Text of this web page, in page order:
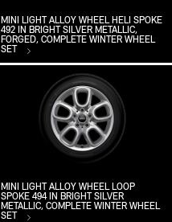
MINI LIGHT ALLOY WHEEL HELI SPOKE
492 IN BRIGHT SILVER METALLIC,
FORGED, COMPLETE WINTER WHEEL
SET
MINI LIGHT ALLOY WHEEL LOOP
SPOKE 494 IN BRIGHT SILVER
METALLIC, COMPLETE WINTER WHEEL
SET